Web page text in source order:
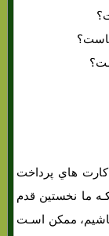
هاي‌ پرداخت
ما نخستین قدم
ممکن اسـت